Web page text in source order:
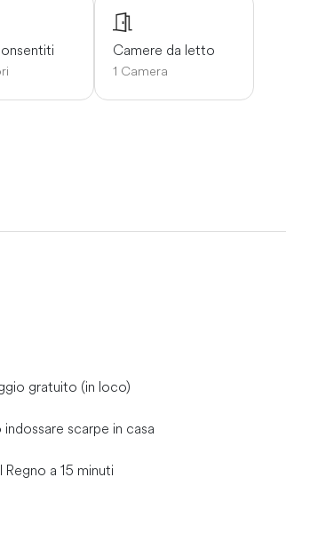
Camere da letto
1 Camera
gratuito (in loco)
scarpe in casa
Regno a 15 minuti